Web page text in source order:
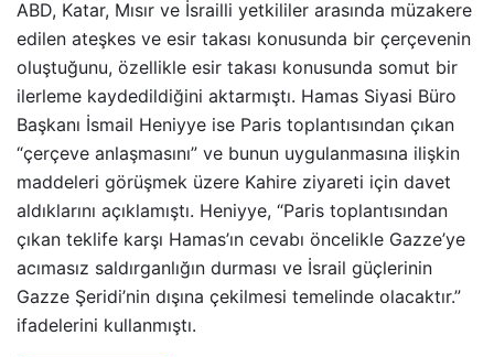
ABD, Katar, Mısır ve İsrailli yetkililer arasında müzakere
edilen ateşkes ve esir takası konusunda bir çerçevenin
oluştuğunu, özellikle esir takası konusunda somut bir
ilerleme kaydedildiğini aktarmıştı. Hamas Siyasi Büro
Başkanı İsmail Heniyye ise Paris toplantısından çıkan
“çerçeve anlaşmasını” ve bunun uygulanmasına ilişkin
maddeleri görüşmek üzere Kahire ziyareti için davet
aldıklarını açıklamıştı. Heniyye, “Paris toplantısından
çıkan teklife karşı Hamas’ın cevabı öncelikle Gazze’ye
acımasız saldırganlığın durması ve İsrail güçlerinin
Gazze Şeridi’nin dışına çekilmesi temelinde olacaktır.”
ifadelerini kullanmıştı.